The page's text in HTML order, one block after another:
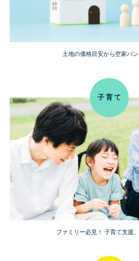
土地の価格目安から空家バ
子育て
ファミリー必見！ 子育て支援